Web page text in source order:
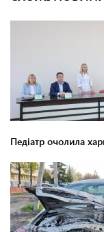
Педіатр очолила